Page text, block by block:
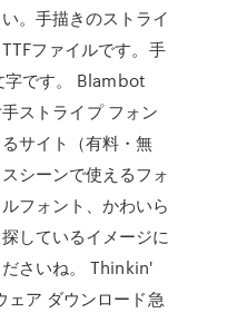
。手描きのストライ
ファイルです。手
字です。 Blambot
ストライプ フォン
サイト（有料・無
シーンで使えるフォ
フォント、かわいら
しているイメージに
さいね。 Thinkin'
ア ダウンロード急